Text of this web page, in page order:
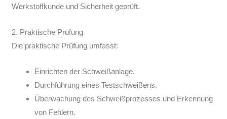
Werkstoffkunde und Sicherheit geprüft.
2. Praktische Prüfung
Die praktische Prüfung umfasst:
Einrichten der Schweißanlage.
Durchführung eines Testschweißens.
Überwachung des Schweißprozesses und Erkennung
von Fehlern.